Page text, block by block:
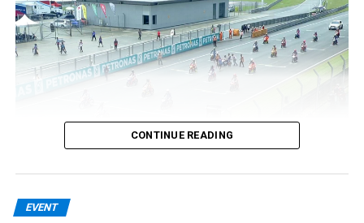
seri Mandalika kali ini. Dari jumlah tersebut,
CONTINUE READING
EVENT